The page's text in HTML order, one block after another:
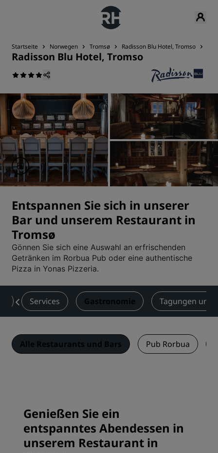
Startseite Norwegen Tromsø Radisson Blu Hotel, Tromso
Radisson Blu Hotel, Tromso
Entspannen Sie sich in unserer
Bar und unserem Restaurant in
Tromsø
Gönnen Sie sich eine Auswahl an erfrischenden
Getränken im Rorbua Pub oder eine authentische
Pizza in Yonas Pizzeria.
Services Gastronomie Tagungen und
Alle Restaurants und Bars Pub Rorbua
Genießen Sie ein
entspanntes Abendessen in
unserem Restaurant in